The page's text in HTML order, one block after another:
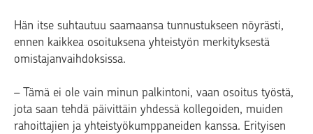
Hän itse suhtautuu saamaansa tunnustukseen nöyrästi,
ennen kaikkea osoituksena yhteistyön merkityksestä
omistajanvaihdoksissa.
– Tämä ei ole vain minun palkintoni, vaan osoitus työstä,
jota saan tehdä päivittäin yhdessä kollegoiden, muiden
rahoittajien ja yhteistyökumppaneiden kanssa. Erityisen